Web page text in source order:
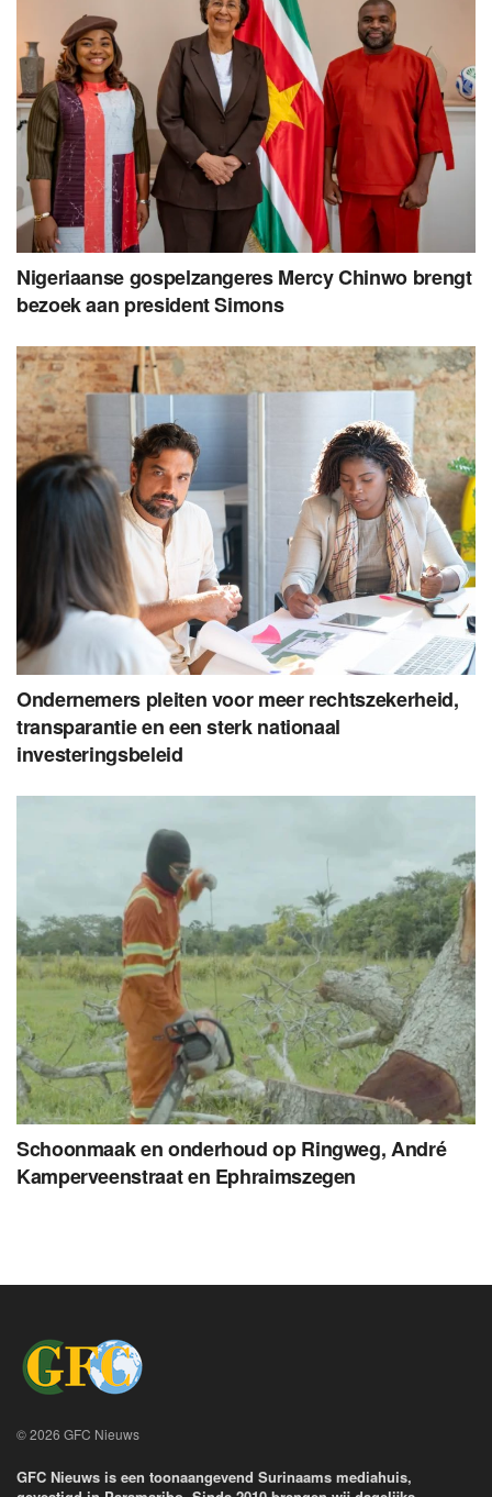
Nigeriaanse gospelzangeres Mercy Chinwo brengt
bezoek aan president Simons
Ondernemers pleiten voor meer rechtszekerheid,
transparantie en een sterk nationaal
investeringsbeleid
Schoonmaak en onderhoud op Ringweg, André
Kamperveenstraat en Ephraimszegen
© 2026 GFC Nieuws
GFC Nieuws is een toonaangevend Surinaams mediahuis,